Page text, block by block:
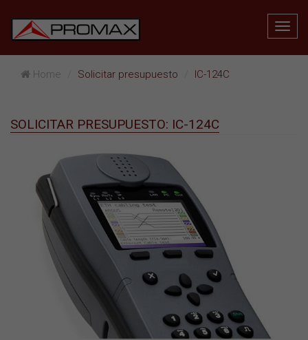
Home Solicitar presupuesto IC-124C
SOLICITAR PRESUPUESTO: IC-124C